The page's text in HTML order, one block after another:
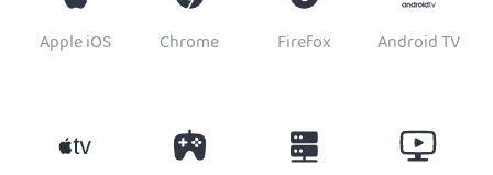
Apple iOS Chrome Firefox Android TV